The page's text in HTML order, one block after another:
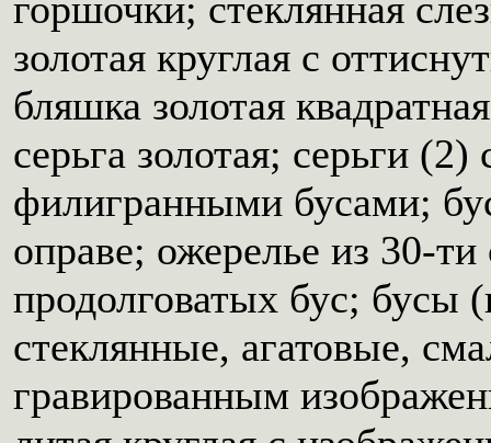
золотая круглая с
бляшка золотая
серьга золотая; серьги
филигранными бусами;
оправе; ожерелье из 30-
продолговатых бус; бусы
стеклянные, агатовые,
гравированным